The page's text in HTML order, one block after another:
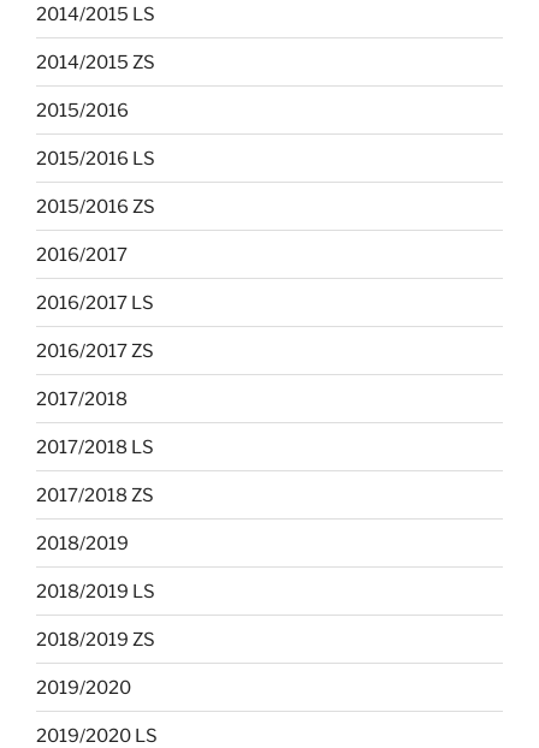
2014/2015 LS
2014/2015 ZS
2015/2016
2015/2016 LS
2015/2016 ZS
2016/2017
2016/2017 LS
2016/2017 ZS
2017/2018
2017/2018 LS
2017/2018 ZS
2018/2019
2018/2019 LS
2018/2019 ZS
2019/2020
2019/2020 LS